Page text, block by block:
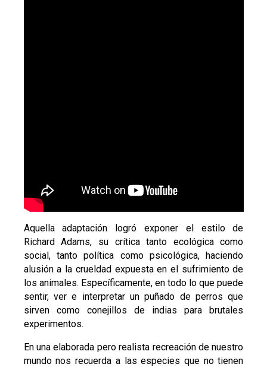
Aquella adaptación logró exponer el estilo de
Richard Adams, su crítica tanto ecológica como
social, tanto política como psicológica, haciendo
alusión a la crueldad expuesta en el sufrimiento de
los animales. Específicamente, en todo lo que puede
sentir, ver e interpretar un puñado de perros que
sirven como conejillos de indias para brutales
experimentos.
En una elaborada pero realista recreación de nuestro
mundo nos recuerda a las especies que no tienen